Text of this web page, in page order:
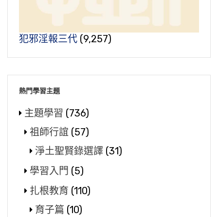
犯邪淫報三代 (9,257)
熱門學習主題
主題學習 (736)
祖師行誼 (57)
淨土聖賢錄選譯 (31)
學習入門 (5)
扎根教育 (110)
育子篇 (10)